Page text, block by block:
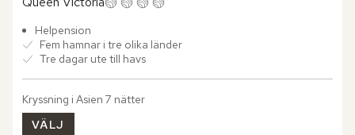
Helpension
Fem hamnar i tre olika länder
Tre dagar ute till havs
Kryssning i Asien 7 nätter
VÄLJ